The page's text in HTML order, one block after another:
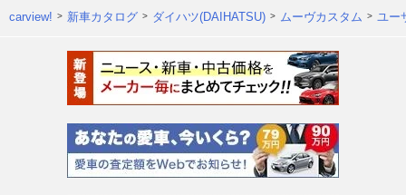
carview! 新車カタログ ダイハツ(DAIHATSU) ムーヴカスタム ユー